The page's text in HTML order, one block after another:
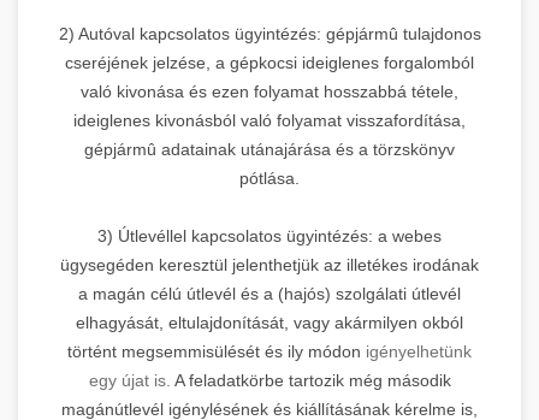
2) Autóval kapcsolatos ügyintézés: gépjármû tulajdonos
cseréjének jelzése, a gépkocsi ideiglenes forgalomból
való kivonása és ezen folyamat hosszabbá tétele,
ideiglenes kivonásból való folyamat visszafordítása,
gépjármû adatainak utánajárása és a törzskönyv
pótlása.
3) Útlevéllel kapcsolatos ügyintézés: a webes
ügysegéden keresztül jelenthetjük az illetékes irodának
a magán célú útlevél és a (hajós) szolgálati útlevél
elhagyását, eltulajdonítását, vagy akármilyen okból
történt megsemmisülését és ily módon igényelhetünk
egy újat is. A feladatkörbe tartozik még második
magánútlevél igénylésének és kiállításának kérelme is,